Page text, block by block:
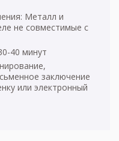
Металл и
не совместимые с
40 минут
заключение
или электронный